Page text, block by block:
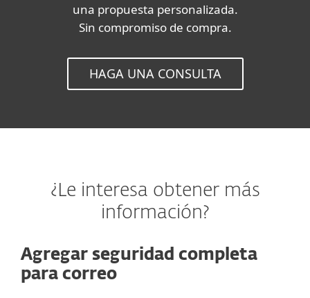
una propuesta personalizada.
Sin compromiso de compra.
HAGA UNA CONSULTA
¿Le interesa obtener más
información?
Agregar seguridad completa
para correo